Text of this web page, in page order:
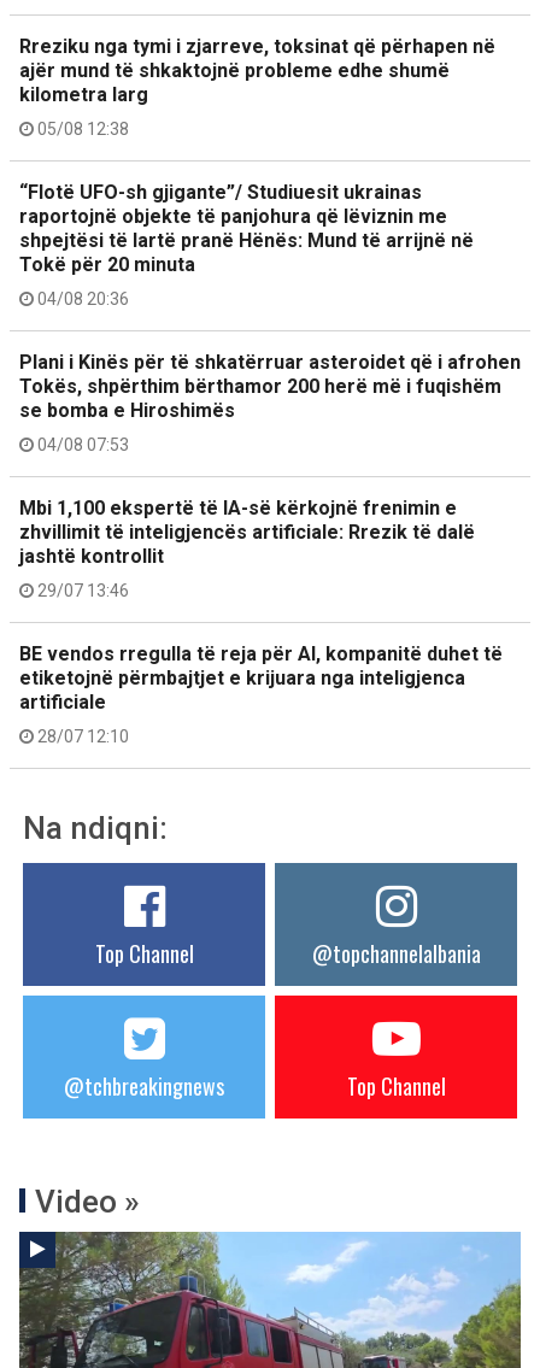
Rreziku nga tymi i zjarreve, toksinat që përhapen në
ajër mund të shkaktojnë probleme edhe shumë
kilometra larg
05/08 12:38
“Flotë UFO-sh gjigante”/ Studiuesit ukrainas
raportojnë objekte të panjohura që lëviznin me
shpejtësi të lartë pranë Hënës: Mund të arrijnë në
Tokë për 20 minuta
04/08 20:36
Plani i Kinës për të shkatërruar asteroidet që i afrohen
Tokës, shpërthim bërthamor 200 herë më i fuqishëm
se bomba e Hiroshimës
04/08 07:53
Mbi 1,100 ekspertë të IA-së kërkojnë frenimin e
zhvillimit të inteligjencës artificiale: Rrezik të dalë
jashtë kontrollit
29/07 13:46
BE vendos rregulla të reja për AI, kompanitë duhet të
etiketojnë përmbajtjet e krijuara nga inteligjenca
artificiale
28/07 12:10
Na ndiqni:
Top Channel @topchannelalbania
@tchbreakingnews Top Channel
Video »